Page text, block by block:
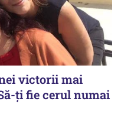
victorii mai
ți fie cerul numai